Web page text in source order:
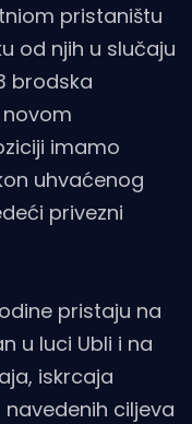
pristaništu
od njih u slučaju
brodska
imamo
uhvaćenog
privezni
pristaju na
u luci Ubli i na
iskrcaja
ciljeva